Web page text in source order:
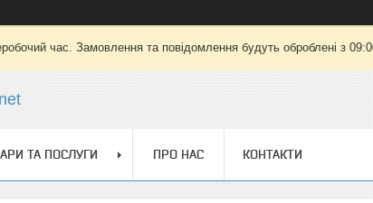
час. Замовлення та повідомлення будуть оброблені з
ТА ПОСЛУГИ ПРО НАС КОНТАКТИ